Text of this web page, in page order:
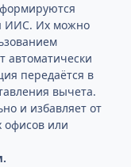
ИИС. Их можно
автоматически
передаётся в
вычета.
и избавляет от
офисов или